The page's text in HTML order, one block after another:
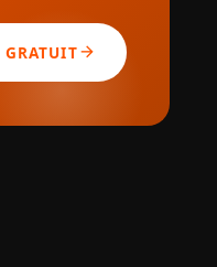
GRATUITarrow_forward